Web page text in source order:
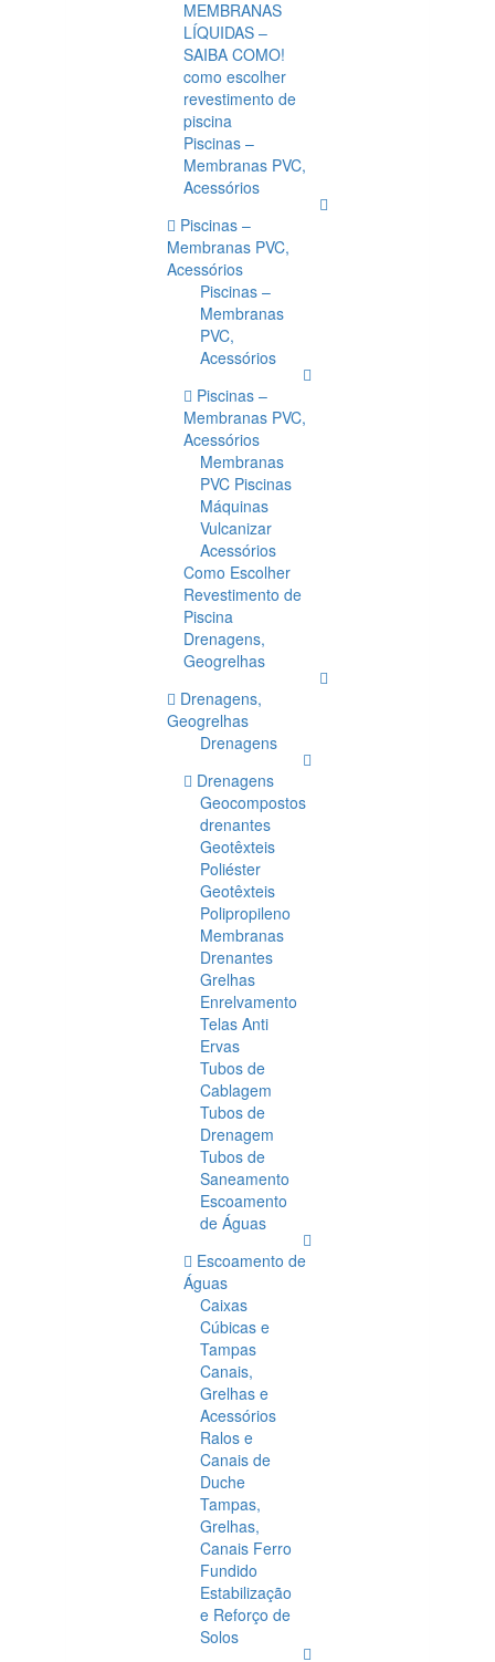
MEMBRANAS
LÍQUIDAS –
SAIBA COMO!
como escolher
revestimento de
piscina
Piscinas –
Membranas PVC,
Acessórios
Piscinas –
Membranas PVC,
Acessórios
Piscinas –
Membranas
PVC,
Acessórios
Piscinas –
Membranas PVC,
Acessórios
Membranas
PVC Piscinas
Máquinas
Vulcanizar
Acessórios
Como Escolher
Revestimento de
Piscina
Drenagens,
Geogrelhas
Drenagens,
Geogrelhas
Drenagens
Drenagens
Geocompostos
drenantes
Geotêxteis
Poliéster
Geotêxteis
Polipropileno
Membranas
Drenantes
Grelhas
Enrelvamento
Telas Anti
Ervas
Tubos de
Cablagem
Tubos de
Drenagem
Tubos de
Saneamento
Escoamento
de Águas
Escoamento de
Águas
Caixas
Cúbicas e
Tampas
Canais,
Grelhas e
Acessórios
Ralos e
Canais de
Duche
Tampas,
Grelhas,
Canais Ferro
Fundido
Estabilização
e Reforço de
Solos